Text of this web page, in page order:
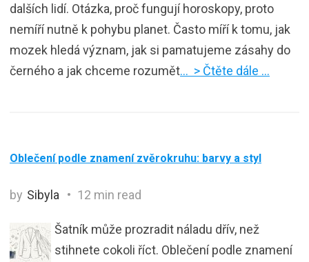
dalších lidí. Otázka, proč fungují horoskopy, proto
nemíří nutně k pohybu planet. Často míří k tomu, jak
mozek hledá význam, jak si pamatujeme zásahy do
černého a jak chceme rozumět… > Čtěte dále …
Oblečení podle znamení zvěrokruhu: barvy a styl
by Sibyla 12 min read
Šatník může prozradit náladu dřív, než
stihnete cokoli říct. Oblečení podle znamení